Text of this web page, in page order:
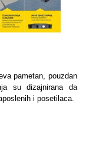
pametan, pouzdan
su dizajnirana da
i posetilaca.